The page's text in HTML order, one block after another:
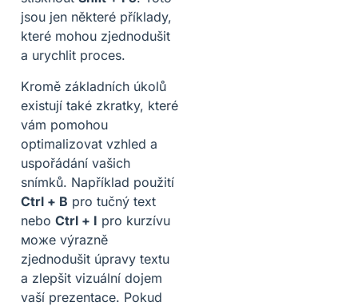
jsou jen některé příklady,
které mohou zjednodušit
a urychlit proces.
Kromě základních úkolů
existují také zkratky, které
vám pomohou
optimalizovat vzhled a
uspořádání vašich
snímků. Například použití
Ctrl + B pro tučný text
nebo Ctrl + I pro kurzívu
може výrazně
zjednodušit úpravy textu
a zlepšit vizuální dojem
vaší prezentace. Pokud